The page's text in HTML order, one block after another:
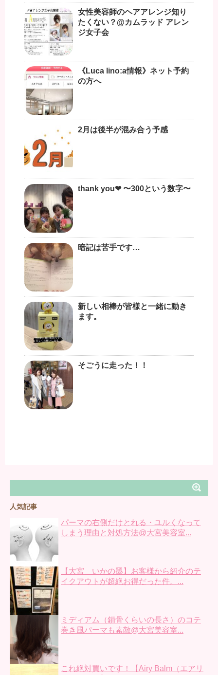
女性美容師のヘアアレンジ知り
たくない？@カムラッド アレン
ジ女子会
《Luca lino:a情報》ネット予約
の方へ
2月は後半が混み合う予感
thank you❤︎ 〜300という数字〜
暗記は苦手です…
新しい相棒が皆様と一緒に動き
ます。
そごうに走った！！
人気記事
パーマの右側だけとれる・ユルくなって
しまう理由と対処方法@大宮美容室...
【大宮 いかの墨】お客様から紹介のテ
イクアウトが超絶お得だった件。...
ミディアム（鎖骨くらいの長さ）のコテ
巻き風パーマも素敵@大宮美容室...
これ絶対買いです！【Airy Balm（エアリ